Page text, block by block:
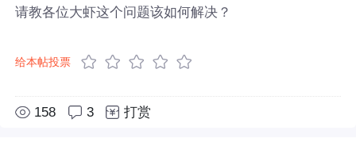
请教各位大虾这个问题该如何解决？
给本帖投票
158 3 打赏